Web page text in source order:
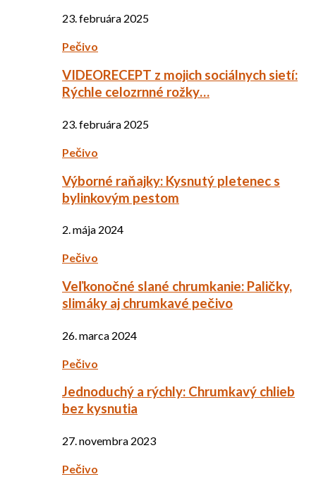
23. februára 2025
Pečivo
VIDEORECEPT z mojich sociálnych sietí:
Rýchle celozrnné rožky…
23. februára 2025
Pečivo
Výborné raňajky: Kysnutý pletenec s
bylinkovým pestom
2. mája 2024
Pečivo
Veľkonočné slané chrumkanie: Paličky,
slimáky aj chrumkavé pečivo
26. marca 2024
Pečivo
Jednoduchý a rýchly: Chrumkavý chlieb
bez kysnutia
27. novembra 2023
Pečivo